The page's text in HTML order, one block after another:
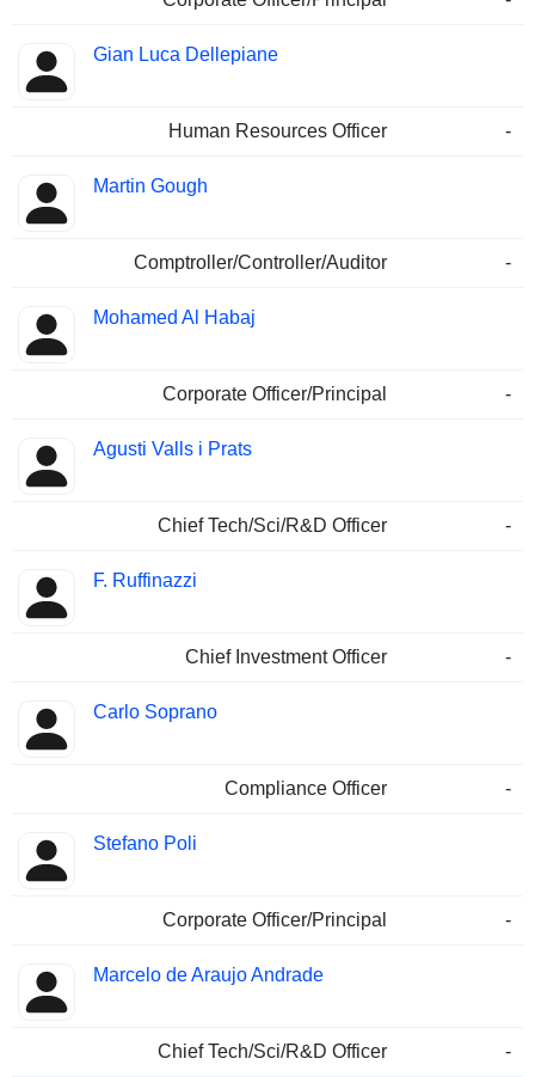
Gian Luca Dellepiane
Human Resources Officer -
Martin Gough
Comptroller/Controller/Auditor -
Mohamed Al Habaj
Corporate Officer/Principal -
Agusti Valls i Prats
Chief Tech/Sci/R&D Officer -
F. Ruffinazzi
Chief Investment Officer -
Carlo Soprano
Compliance Officer -
Stefano Poli
Corporate Officer/Principal -
Marcelo de Araujo Andrade
Chief Tech/Sci/R&D Officer -